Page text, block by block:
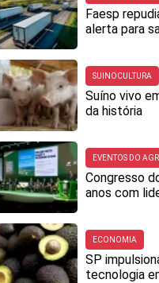
Faesp
alerta para
SUINOCULTURA
Suíno vivo
da história
EVENTOS DO
Congresso
anos com
ECONOMIA
SP
tecnologia